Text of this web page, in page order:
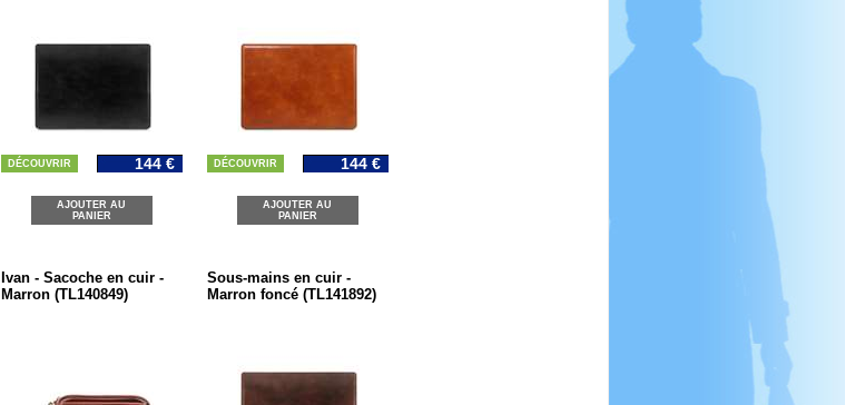
DÉCOUVRIR 144 €
AJOUTER AU
PANIER
DÉCOUVRIR 144 €
AJOUTER AU
PANIER
Ivan - Sacoche en cuir -
Marron (TL140849)
Sous-mains en cuir -
Marron foncé (TL141892)